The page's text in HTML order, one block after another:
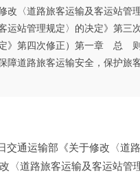
〈道路旅客运输及客运站管
站管理规定〉的决定》第三
定》第四次修正）第一章
道路旅客运输安全，保护旅
通运输部《关于修改〈道
〈道路旅客运输及客运站管